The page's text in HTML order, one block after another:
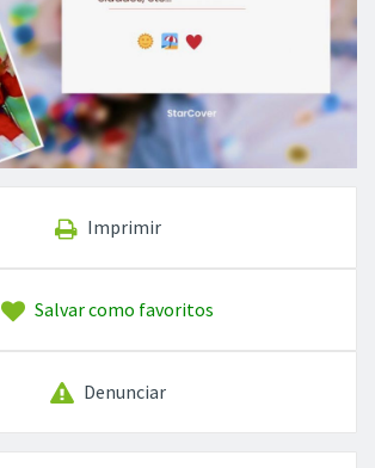
Imprimir
Salvar como favoritos
Denunciar